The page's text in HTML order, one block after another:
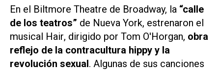
En el Biltmore Theatre de Broadway, la “calle
de los teatros” de Nueva York, estrenaron el
musical Hair, dirigido por Tom O'Horgan, obra
reflejo de la contracultura hippy y la
revolución sexual. Algunas de sus canciones